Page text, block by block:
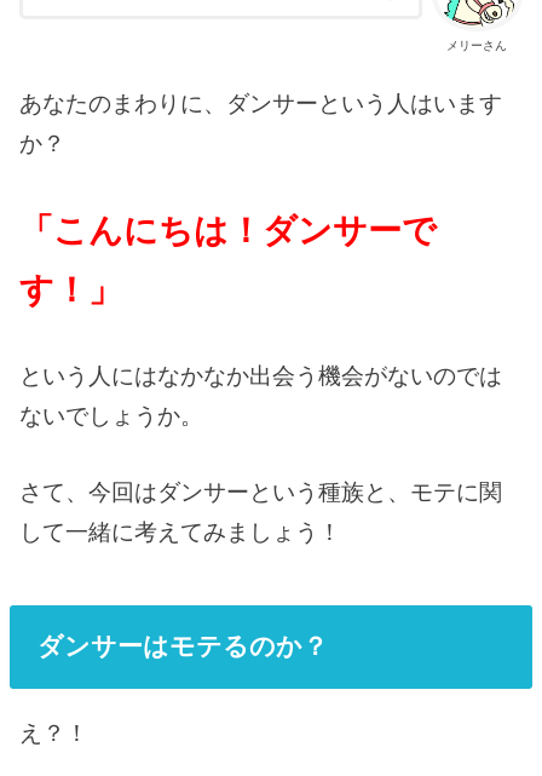
メリーさん
あなたのまわりに、ダンサーという人はいます
か？
「こんにちは！ダンサーで
す！」
という人にはなかなか出会う機会がないのでは
ないでしょうか。
さて、今回はダンサーという種族と、モテに関
して一緒に考えてみましょう！
ダンサーはモテるのか？
え？！